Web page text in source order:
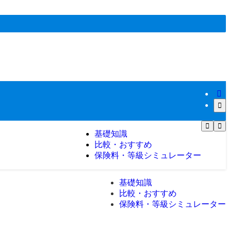
基礎知識
比較・おすすめ
保険料・等級シミュレーター
基礎知識
比較・おすすめ
保険料・等級シミュレーター